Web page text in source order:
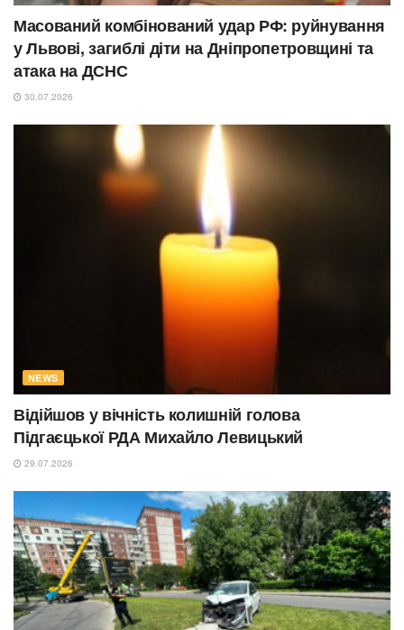
Масований комбінований удар РФ: руйнування
у Львові, загиблі діти на Дніпропетровщині та
атака на ДСНС
30.07.2026
NEWS
Відійшов у вічність колишній голова
Підгаєцької РДА Михайло Левицький
29.07.2026